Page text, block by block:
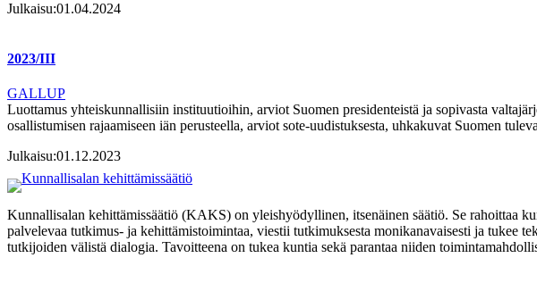
Julkaisu:01.04.2024
2023/III
GALLUP
Luottamus yhteiskunnallisiin instituutioihin, arviot Suomen presidenteistä ja sopivasta
osallistumisen rajaamiseen iän perusteella, arviot sote-uudistuksesta, uhkakuvat Suomen
Julkaisu:01.12.2023
Kunnallisalan kehittämissäätiö (KAKS) on yleishyödyllinen, itsenäinen säätiö. Se rahoittaa
palvelevaa tutkimus- ja kehittämistoimintaa, viestii tutkimuksesta monikanavaisesti ja tukee
tutkijoiden välistä dialogia. Tavoitteena on tukea kuntia sekä parantaa niiden